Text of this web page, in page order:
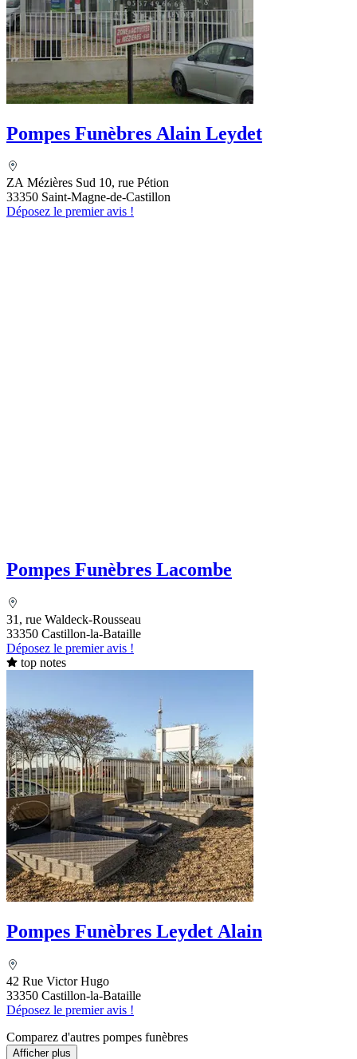
Pompes Funèbres Alain Leydet
ZA Mézières Sud 10, rue Pétion
33350 Saint-Magne-de-Castillon
Déposez le premier avis !
Pompes Funèbres Lacombe
31, rue Waldeck-Rousseau
33350 Castillon-la-Bataille
Déposez le premier avis !
top notes
Pompes Funèbres Leydet Alain
42 Rue Victor Hugo
33350 Castillon-la-Bataille
Déposez le premier avis !
Comparez d'autres pompes funèbres
Afficher plus